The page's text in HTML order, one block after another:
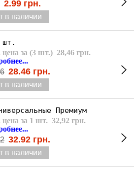
2.99 грн.
в наличии
шт.
цена за (3 шт.) 28,46 грн.
28.46 грн.
в наличии
Премиум
цена за 1 шт. 32,92 грн.
32.92 грн.
в наличии